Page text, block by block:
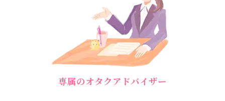
専属のオタクアドバイザー